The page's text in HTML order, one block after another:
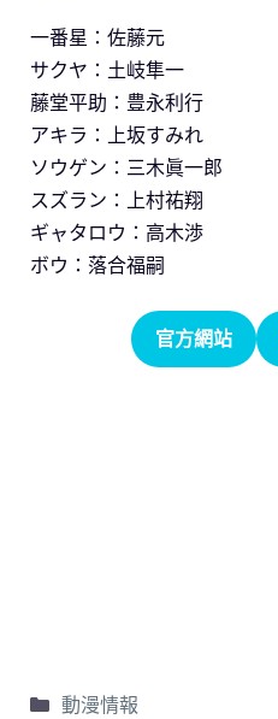
一番星：佐藤元
サクヤ：土岐隼一
藤堂平助：豊永利行
アキラ：上坂すみれ
ソウゲン：三木眞一郎
スズラン：上村祐翔
ギャタロウ：高木渉
ボウ：落合福嗣
官方網站
動漫情報